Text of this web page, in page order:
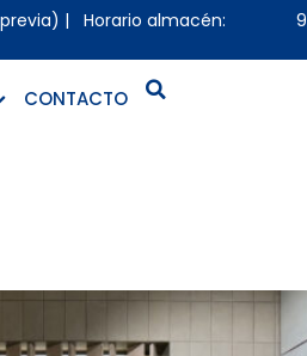
previa) | Horario almacén:
CONTACTO